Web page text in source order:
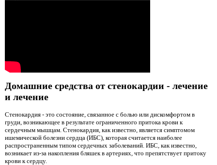
Домашние средства от стенокардии - лечение
и лечение
Стенокардия - это состояние, связанное с болью или дискомфортом в
груди, возникающее в результате ограниченного притока крови к
сердечным мышцам. Стенокардия, как известно, является симптомом
ишемической болезни сердца (ИБС), которая считается наиболее
распространенным типом сердечных заболеваний. ИБС, как известно,
возникает из-за накопления бляшек в артериях, что препятствует притоку
крови к сердцу.